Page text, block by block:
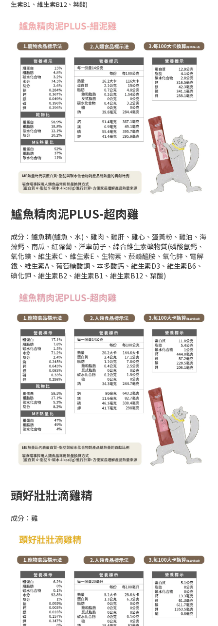
生素B1、維生素B12、葉酸)
鱸魚精肉泥PLUS-超肉雞
成分：鱸魚精(鱸魚、水)、雞肉、雞肝、雞心、蛋黃粉、雞油、海
藻鈣、南瓜、紅蘿蔔、洋車前子、綜合維生素礦物質(磷酸氫鈣、
氧化鎂、維生素C、維生素E、生物素、菸鹼醯胺、氧化鋅、電解
鐵、維生素A、葡萄糖酸銅、本多酸鈣、維生素D3、維生素B6、
碘化鉀、維生素B2、維生素B1、維生素B12、葉酸)
頭好壯壯滴雞精
成分：雞